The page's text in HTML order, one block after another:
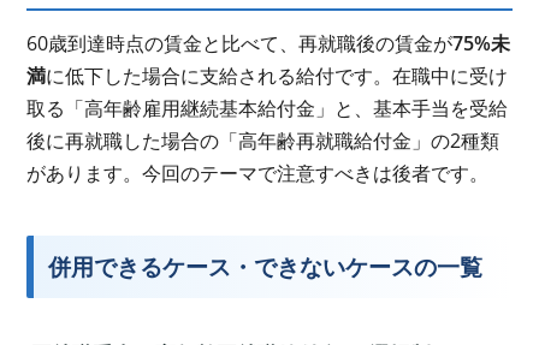
60歳到達時点の賃金と比べて、再就職後の賃金が75%未
満に低下した場合に支給される給付です。在職中に受け
取る「高年齢雇用継続基本給付金」と、基本手当を受給
後に再就職した場合の「高年齢再就職給付金」の2種類
があります。今回のテーマで注意すべきは後者です。
併用できるケース・できないケースの一覧